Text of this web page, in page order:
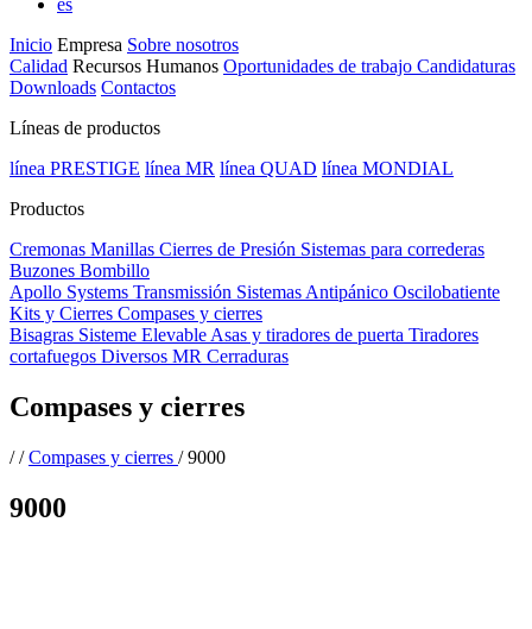
es
Inicio Empresa Sobre nosotros
Calidad Recursos Humanos Oportunidades de trabajo Candidaturas
Downloads Contactos
Líneas de productos
línea PRESTIGE línea MR línea QUAD línea MONDIAL
Productos
Cremonas Manillas Cierres de Presión Sistemas para correderas
Buzones Bombillo
Apollo Systems Transmissión Sistemas Antipánico Oscilobatiente
Kits y Cierres Compases y cierres
Bisagras Sisteme Elevable Asas y tiradores de puerta Tiradores
cortafuegos Diversos MR Cerraduras
Compases y cierres
//Compases y cierres /9000
9000